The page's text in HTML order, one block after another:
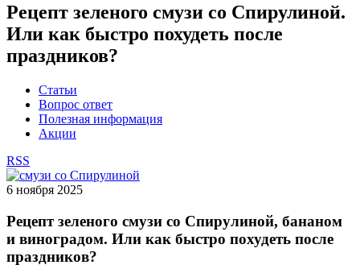
Рецепт зеленого смузи со Спирулиной.
Или как быстро похудеть после
праздников?
Статьи
Вопрос ответ
Полезная информация
Акции
RSS
6 ноября 2025
Рецепт зеленого смузи со Спирулиной, бананом
и виноградом. Или как быстро похудеть после
праздников?